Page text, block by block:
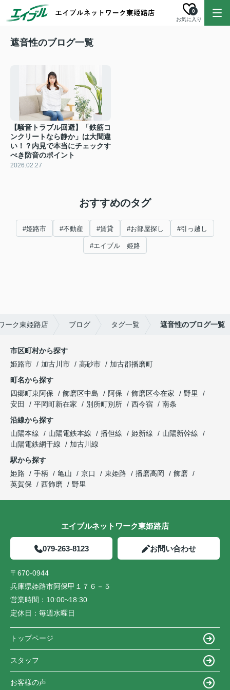
お気に入り
0
遮音性のブログ一覧
【騒音トラブル回避】「鉄筋コ
ンクリートなら静か」は大間違
い！？内見で本当にチェックす
べき防音のポイント
2026.02.27
おすすめのタグ
#姫路市 #不動産 #賃貸 #お部屋探し #引っ越し
#エイブル 姫路
ーク東姫路店 ブログ タグ一覧 遮音性のブログ一覧
市区町村から探す
姫路市
加古川市 高砂市
加古郡播磨町
町名から探す
四郷町東阿保
飾磨区中島 阿保 飾磨区今在家
野里
安田
平岡町新在家 別所町別所 西今宿
南条
沿線から探す
山陽本線
山陽電鉄本線 播但線 姫新線
山陽新幹線
山陽電鉄網干線
加古川線
駅から探す
姫路
手柄 亀山 京口 東姫路 播磨高岡
飾磨
英賀保
西飾磨 野里
エイブルネットワーク東姫路店
079-263-8123 お問い合わせ
〒670-0944
兵庫県姫路市阿保甲１７６－５
営業時間： 10:00~18:30
定休日： 毎週水曜日
トップページ
スタッフ
お客様の声